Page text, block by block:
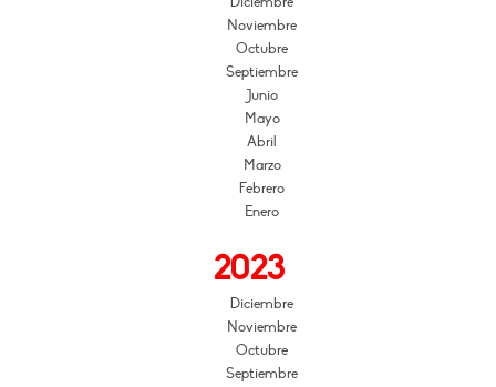
Noviembre
Octubre
Septiembre
Junio
Mayo
Abril
Marzo
Febrero
Enero
2023
Diciembre
Noviembre
Octubre
Septiembre